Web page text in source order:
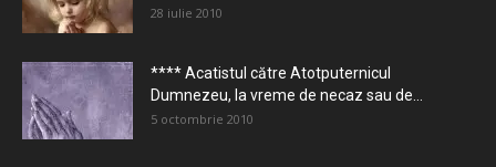
28 iulie 2010
**** Acatistul către Atotputernicul
Dumnezeu, la vreme de necaz sau de...
5 octombrie 2010